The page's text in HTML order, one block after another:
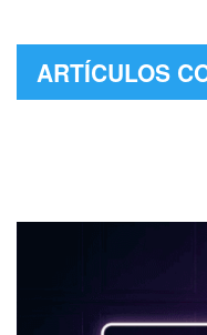
ARTÍCULOS